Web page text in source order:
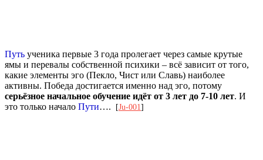
Путь ученика первые 3 года пролегает через самые крутые
ямы и перевалы собственной психики – всё зависит от того,
какие элементы эго (Пекло, Чист или Славь) наиболее
активны. Победа достигается именно над эго, потому
серьёзное начальное обучение идёт от 3 лет до 7-10 лет. И
это только начало Пути…. [Ju-001 ]